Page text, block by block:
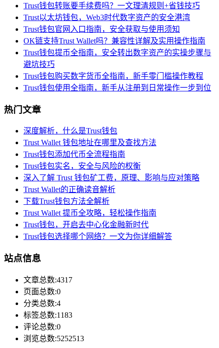
Trust钱包转账要手续费吗？一文理清规则+省钱技巧
Trust以太坊钱包，Web3时代数字资产的安全港湾
Trust钱包官网入口指南，安全获取与使用须知
OK链支持Trust Wallet吗？兼容性详解及实用操作指南
Trust钱包提币全指南，安全转出数字资产的实操步骤与
避坑技巧
Trust钱包购买数字货币全指南，新手零门槛操作教程
Trust钱包使用全指南，新手从注册到日常操作一步到位
热门文章
深度解析，什么是Trust钱包
Trust Wallet 钱包地址在哪里及查找方法
Trust钱包添加代币全流程指南
Trust钱包实名，安全与风险的权衡
深入了解 Trust 钱包矿工费，原理、影响与应对策略
Trust Wallet的正确读音解析
下载Trust钱包方法全解析
Trust Wallet 提币全攻略，轻松操作指南
Trust钱包，开启去中心化金融新时代
Trust钱包选择哪个网络？一文为你详细解答
站点信息
文章总数:4317
页面总数:0
分类总数:4
标签总数:1183
评论总数:0
浏览总数:5252513